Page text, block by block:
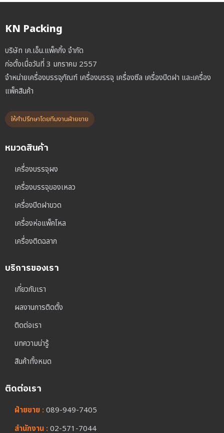
KN Packing
บริษัท เค.เอ็น.แพ็คกิ้ง จำกัด
ก่อตั้งเมื่อวันที่ 3 มกราคม 2557
จำหน่ายเครื่องบรรจุภัณฑ์ เครื่องบรรจุ เครื่องซีล เครื่องปิดฝา และเครื่อง
แพ็คสินค้า
ให้คำปรึกษาโดยทีมงานฝ่ายขาย
หมวดสินค้า
เครื่องบรรจุผง
เครื่องบรรจุของเหลว
เครื่องปิดฝาขวด
เครื่องห่อแพ็คโหล
เครื่องติดฉลาก
บริการของเรา
เกี่ยวกับเรา
ผลงานการติดตั้ง
ติดต่อเรา
บทความน่ารู้
สินค้าทั้งหมด
ติดต่อเรา
ฝ่ายขาย :089-949-7405
สำนักงาน :02-571-7044